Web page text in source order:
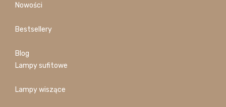
Nowości
Bestsellery
Blog
Lampy sufitowe
Lampy wiszące